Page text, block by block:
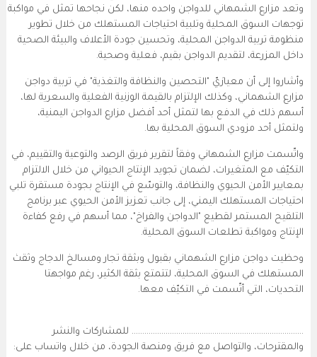
وتعد مزارع الشمهاني للدواجن واحده منها، لكن نجاحها تمثل في مواكبة
توجهات السوق المحلية وتلبية احتياجات المستهلك من خلال تطوير
منظومة تربية الدواجن المحلية، وتحسين جودة الأعلاف والبيئة الصحية
داخل المزرعة، لتقديم الدواجن بقيم، فعلية وصحية.
وأشاروا إلى أن معيارَيّ "التحصين والنظافة والتغذية" في تربية دواجن
مزارع الشهماني، وكذلك الإلتزام بالقيمة الوزنية الفعلية والسعرية لها،
أسهم ذلك في الدفع بها لتمثل أحد أفضل مزارع الدواجن اليمنية،
ولتمثل أحد مزودي السوق المحلية بها.
واتّسمت مزارع الشمهاني وفقاً لتقرير فريق الرصد والتوعية والتقييم، في
التكيّف مع المتغيرات، لضمان تجويد الإنتاج الحيواني من خلال الالتزام
بمعايير الأمن الحيوي والنظافة، والتوسّع في الإنتاج بجودة مستقرة تلبي
احتياجات المستهلك اليمني، إلى جانب تعزيز الأمن الحيوي عبر برنامج
التلقيح المستمر لقطيع "الدواجن والفراخ"، مما أسهم في رفع كفاءة
الإنتاج ومواكبة تطلعات السوق المحلية.
وحظيت دواجن مزارع الشهماني بقبول وبثقة تجار ومسالخ الدجاج وثقث
المستهلك في السوق المحلية، لتتمتع بثقة الكثير، رغم مواجهتا
التحديات، التي أتّسمت في التكيّف معها.
……………………………………………………………………… للمشاركات والنشر
والمقترحات، والتواصل مع فريق ومنصة الجودة، من خلال واتساب على: